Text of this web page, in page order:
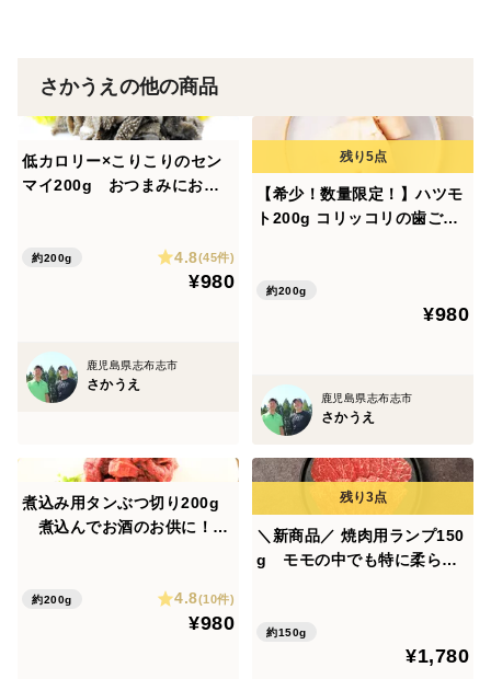
ることで、輸入穀物飼料に頼らない持続可能な循環型農
〜SDGsについて〜
持続可能な循環型農業を目指し、具体的に以下の取り組
①耕作放棄地等の休耕地に牛を放牧することで、牛が伸
びた草を食べ、有害鳥獣の温床を無くす
②牛の排泄物が有機肥料として田畑に還元され、田畑の
③再生した田畑で牧草飼料を生産し、再び牛を田畑に放
《原産地》
鹿児島・宮崎・他
-18℃以下で保管してください。
さかうえの他の商品
低カロリー×こりこりのセン
マイ200g おつまみにおす
約200g 4.8(45件)
¥980
鹿児島県志布志市
さかうえ
【希少！数量限定！】ハツモ
ト200g コリッコリの歯ごた
約200g
¥980
鹿児島県志布志市
さかうえ
煮込み用タンぶつ切り200g
煮込んでお酒のお供に！自
約200g 4.8(10件)
¥980
＼新商品／ 焼肉用ランプ150
g モモの中でも特に柔らか
約150g
¥1,780